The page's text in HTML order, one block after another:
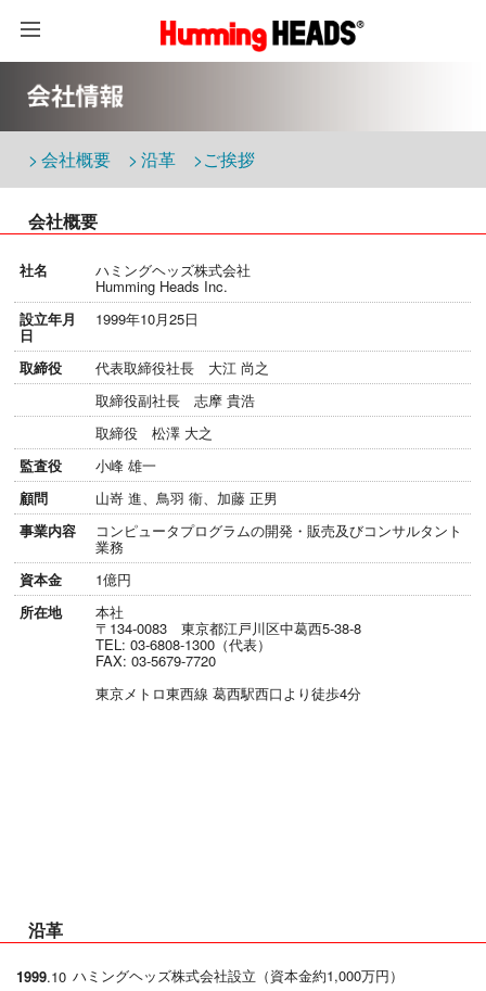
> 会社概要 > 沿革 >ご挨拶
会社概要
社名 ハミングヘッズ株式会社
Humming Heads Inc.
設立年月
日
1999年10月25日
取締役
代表取締役社長 大江 尚之
取締役副社長 志摩 貴浩
取締役 松澤 大之
監査役
小峰 雄一
顧問
山嵜 進、鳥羽 衞、加藤 正男
事業内容
コンピュータプログラムの開発・販売及びコンサルタント
業務
資本金
1億円
所在地
本社
〒134-0083 東京都江戸川区中葛西5-38-8
TEL: 03-6808-1300（代表）
FAX: 03-5679-7720
東京メトロ東西線 葛西駅西口より徒歩4分
沿革
1999.10 ハミングヘッズ株式会社設立（資本金約1,000万円）